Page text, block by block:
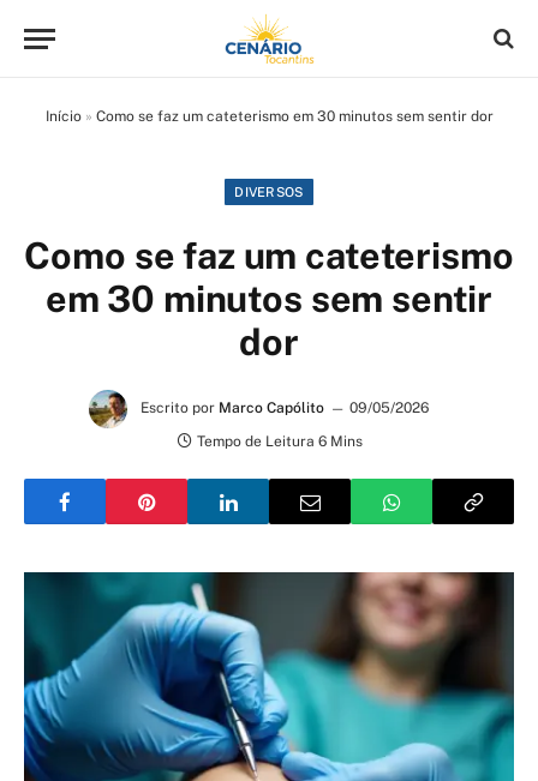
Início» Como se faz um cateterismo em 30 minutos sem sentir dor
DIVERSOS
Como se faz um cateterismo
em 30 minutos sem sentir
dor
Escrito por Marco Capólito
09/05/2026
Tempo de Leitura 6 Mins